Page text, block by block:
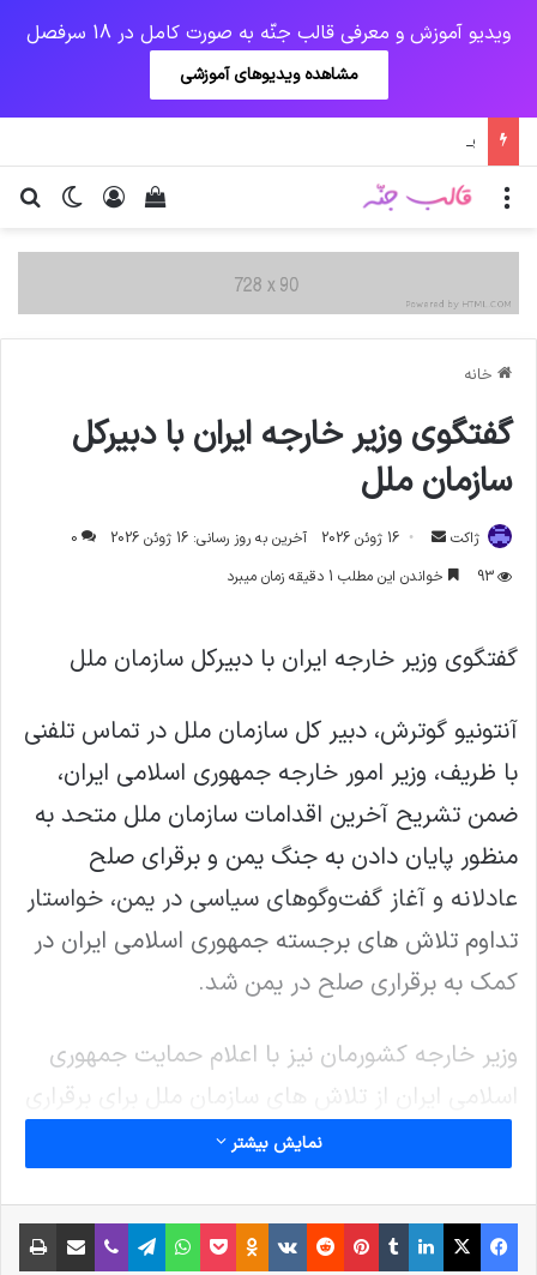
ویدیو آموزش و معرفی قالب جنّه به صورت کامل در 18 سرفصل
مشاهده ویدیوهای آموزشی
تغییر ورود
دیدن سبد خرید منو
خانه
گفتگوی وزیر خارجه ایران با دبیرکل
سازمان ملل
ژاکت
ارسال
ایمیل
16 ژوئن 2026 آخرین به روز رسانی: 16 ژوئن 2026
0
93
خواندن این مطلب 1 دقیقه زمان میبرد
گفتگوی وزیر خارجه ایران با دبیرکل سازمان ملل
آنتونیو گوترش، دبیر کل سازمان ملل در تماس تلفنی
با ظریف، وزیر امور خارجه جمهوری اسلامی ایران،
ضمن تشریح آخرین اقدامات سازمان ملل متحد به
منظور پایان دادن به جنگ یمن و برقرای صلح
عادلانه و آغاز گفت‌وگوهای سیاسی در یمن، خواستار
تداوم تلاش های برجسته جمهوری اسلامی ایران در
کمک به برقراری صلح در یمن شد.
وزير خارجه كشورمان نيز با اعلام حمایت جمهوری
اسلامی ایران از تلاش های سازمان ملل برای برقراری
صلح عادلانه در یمن، بر لزوم پایان جنگ، رفع
تاکید نمود.
نمایش بیشتر
فیس بوک X لینکدین
‫تامبلر‫پین‌ترست
‫رددیت‫VKontakte
‫Odnoklassniki
پاکتواتس آپ تلگراموایبر اشتراک گذاری از طریق ایمیل